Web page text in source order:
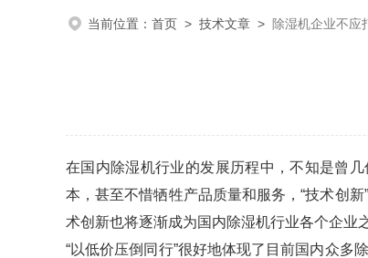
当前位置： 首页 > 技术文章 > 除湿机企业不应
在国内除湿机行业的发展历程中，不知是曾
本，甚至不惜牺牲产品质量和服务，“技术创
术创新也将逐渐成为国内除湿机行业各个企业
“以低价压倒同行”很好地体现了目前国内众多